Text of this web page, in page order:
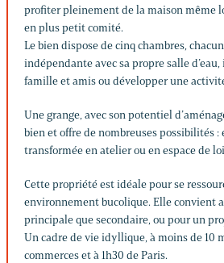
profiter pleinement de la maison même
en plus petit comité.
Le bien dispose de cinq chambres,
indépendante avec sa propre salle
famille et amis ou développer une
Une grange, avec son potentiel
bien et offre de nombreuses possibilités
transformée en atelier ou en espace de
Cette propriété est idéale pour se
environnement bucolique. Elle convient
principale que secondaire, ou pour un
Un cadre de vie idyllique, à moins de 10
commerces et à 1h30 de Paris.